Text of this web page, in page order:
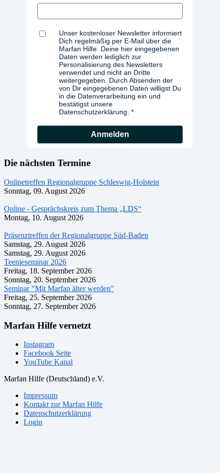
Unser kostenloser Newsletter informiert
Dich regelmäßig per E-Mail über die
Marfan Hilfe. Deine hier eingegebenen
Daten werden lediglich zur
Personalisierung des Newsletters
verwendet und nicht an Dritte
weitergegeben. Durch Absenden der
von Dir eingegebenen Daten willigst Du
in die Datenverarbeitung ein und
bestätigst unsere
Datenschutzerklärung.
Anmelden
Die nächsten Termine
Onlinetreffen Regionalgruppe Schleswig-Holstein
Sonntag, 09. August 2026
Online - Gesprächskreis zum Thema „LDS“
Montag, 10. August 2026
Präsenztreffen der Regionalgruppe Süd-Baden
Samstag, 29. August 2026
Samstag, 29. August 2026
Teenieseminar 2026
Freitag, 18. September 2026
Sonntag, 20. September 2026
Seminar "Mit Marfan älter werden"
Freitag, 25. September 2026
Sonntag, 27. September 2026
Marfan Hilfe vernetzt
Instagram
Facebook Seite
YouTube Kanal
Marfan Hilfe (Deutschland) e.V.
Impressum
Kontakt zur Marfan Hilfe
Datenschutzerklärung
Login